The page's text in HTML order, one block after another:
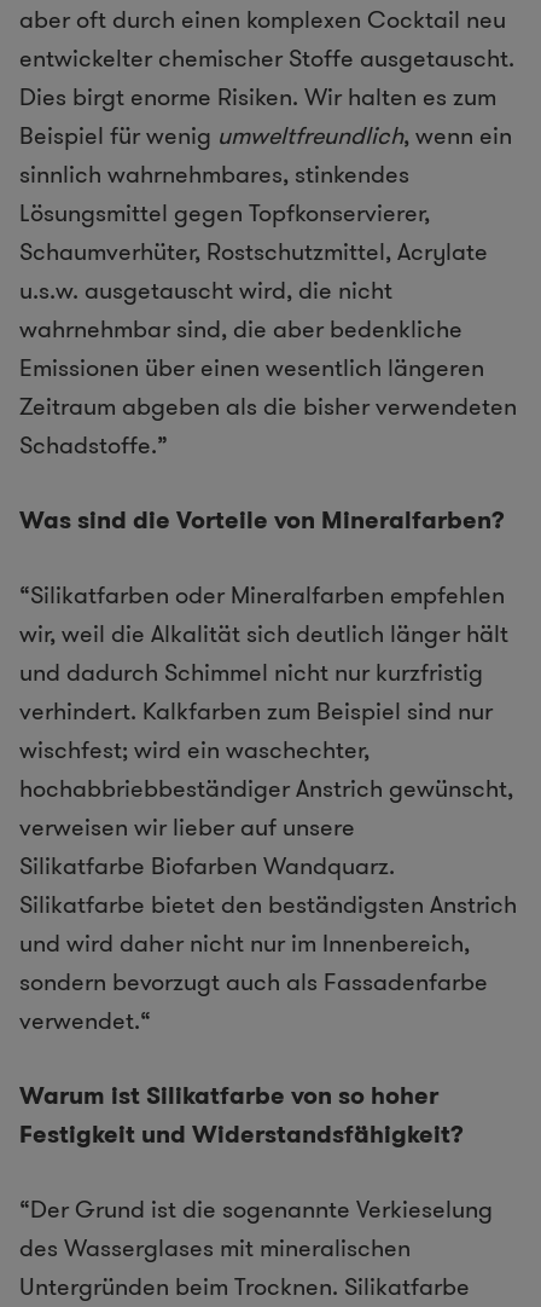
aber oft durch einen komplexen Cocktail neu
entwickelter chemischer Stoffe ausgetauscht.
Dies birgt enorme Risiken. Wir halten es zum
Beispiel für wenig umweltfreundlich, wenn ein
sinnlich wahrnehmbares, stinkendes
Lösungsmittel gegen Topfkonservierer,
Schaumverhüter, Rostschutzmittel, Acrylate
u.s.w. ausgetauscht wird, die nicht
wahrnehmbar sind, die aber bedenkliche
Emissionen über einen wesentlich längeren
Zeitraum abgeben als die bisher verwendeten
Schadstoffe.”
Was sind die Vorteile von Mineralfarben?
“Silikatfarben oder Mineralfarben empfehlen
wir, weil die Alkalität sich deutlich länger hält
und dadurch Schimmel nicht nur kurzfristig
verhindert. Kalkfarben zum Beispiel sind nur
wischfest; wird ein waschechter,
hochabbriebbeständiger Anstrich gewünscht,
verweisen wir lieber auf unsere
Silikatfarbe Biofarben Wandquarz.
Silikatfarbe bietet den beständigsten Anstrich
und wird daher nicht nur im Innenbereich,
sondern bevorzugt auch als Fassadenfarbe
verwendet.“
Warum ist Silikatfarbe von so hoher
Festigkeit und Widerstandsfähigkeit?
“Der Grund ist die sogenannte Verkieselung
des Wasserglases mit mineralischen
Untergründen beim Trocknen. Silikatfarbe